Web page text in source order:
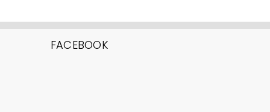
FACEBOOK